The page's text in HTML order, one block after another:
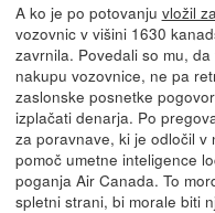
A ko je po potovanju vložil
vozovnic v višini 1630
zavrnila. Povedali so mu,
nakupu vozovnice, ne pa
zaslonske posnetke
izplačati denarja. Po
za poravnave, ki je odločil
pomoč umetne inteligence
poganja Air Canada. To
spletni strani, bi morale biti